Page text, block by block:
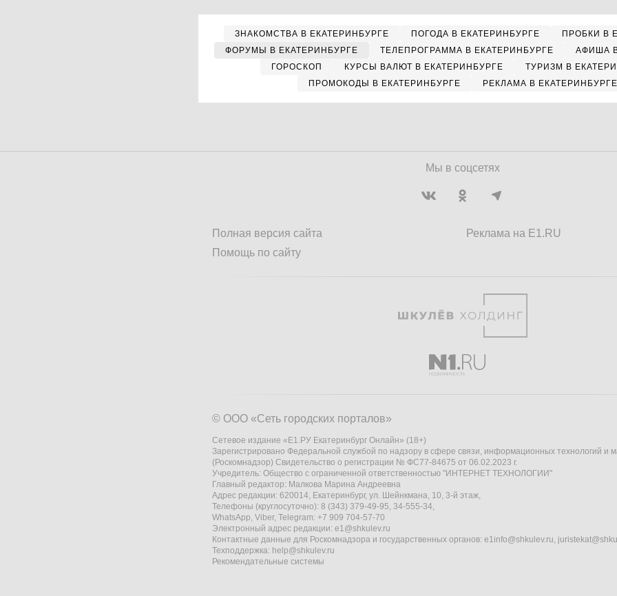
ЗНАКОМСТВА В ЕКАТЕРИНБУРГЕ ПОГОДА В ЕКАТЕРИНБУРГЕ
ПРОБКИ В
ФОРУМЫ В ЕКАТЕРИНБУРГЕ
ТЕЛЕПРОГРАММА В ЕКАТЕРИНБУРГЕ
АФИША
ГОРОСКОП
КУРСЫ ВАЛЮТ В ЕКАТЕРИНБУРГЕ
ТУРИЗМ В
ПРОМОКОДЫ В ЕКАТЕРИНБУРГЕ
РЕКЛАМА В ЕКАТЕРИНБУРГЕ
Мы в соцсетях
Полная версия сайта
Помощь по сайту
Реклама на E1.RU
© ООО «Сеть городских порталов»
Сетевое издание «Е1.РУ Екатеринбург Онлайн» (18+)
Зарегистрировано Федеральной службой по надзору в сфере связи, информационных технологий и
(Роскомнадзор) Свидетельство о регистрации № ФС77-84675 от 06.02.2023 г.
Учредитель: Общество с ограниченной ответственностью "ИНТЕРНЕТ ТЕХНОЛОГИИ"
Главный редактор: Малкова Марина Андреевна
Адрес редакции: 620014, Екатеринбург, ул. Шейнкмана, 10, 3-й этаж,
Телефоны (круглосуточно): 8 (343) 379-49-95, 34-555-34,
WhatsApp, Viber, Telegram: +7 909 704-57-70
Электронный адрес редакции: e1@shkulev.ru
Контактные данные для Роскомнадзора и государственных органов: e1info@shkulev.ru,
Техподдержка: help@shkulev.ru
Рекомендательные системы